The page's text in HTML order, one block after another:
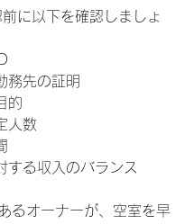
前に以下を確認しましょ
務先の証明
的
人数
する収入のバランス
るオーナーが、空室を早